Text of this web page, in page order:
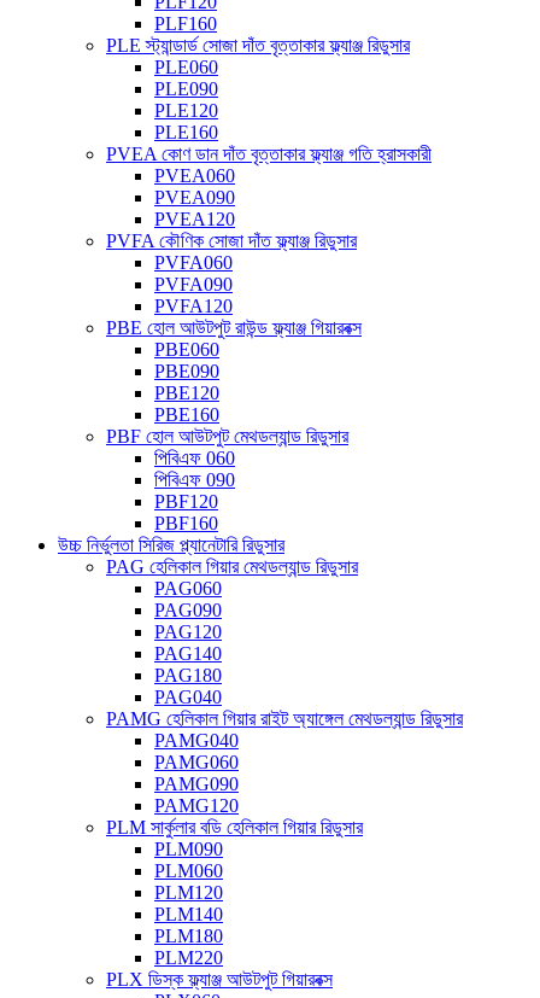
PLF160
PLE স্ট্যান্ডার্ড সোজা দাঁত বৃত্তাকার ফ্ল্যাঞ্জ রিডুসার
PLE060
PLE090
PLE120
PLE160
PVEA কোণ ডান দাঁত বৃত্তাকার ফ্ল্যাঞ্জ গতি হ্রাসকারী
PVEA060
PVEA090
PVEA120
PVFA কৌণিক সোজা দাঁত ফ্ল্যাঞ্জ রিডুসার
PVFA060
PVFA090
PVFA120
PBE হোল আউটপুট রাউন্ড ফ্ল্যাঞ্জ গিয়ারবক্স
PBE060
PBE090
PBE120
PBE160
PBF হোল আউটপুট মেথডল্যান্ড রিডুসার
পিবিএফ 060
পিবিএফ 090
PBF120
PBF160
উচ্চ নির্ভুলতা সিরিজ প্ল্যানেটারি রিডুসার
PAG হেলিকাল গিয়ার মেথডল্যান্ড রিডুসার
PAG060
PAG090
PAG120
PAG140
PAG180
PAG040
PAMG হেলিকাল গিয়ার রাইট অ্যাঙ্গেল মেথডল্যান্ড রিডুসার
PAMG040
PAMG060
PAMG090
PAMG120
PLM সার্কুলার বডি হেলিকাল গিয়ার রিডুসার
PLM090
PLM060
PLM120
PLM140
PLM180
PLM220
PLX ডিস্ক ফ্ল্যাঞ্জ আউটপুট গিয়ারবক্স